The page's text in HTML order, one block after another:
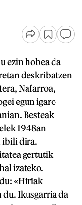
ezin hobea da
deskribatzen
Nafarroa,
egun igaro
Besteak
1948an
ibili dira.
gertutik
izateko.
«Hiriak
Ikusgarria da